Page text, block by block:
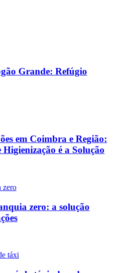
Grande: Refúgio
em Coimbra e Região:
Higienização é a Solução
zero: a solução